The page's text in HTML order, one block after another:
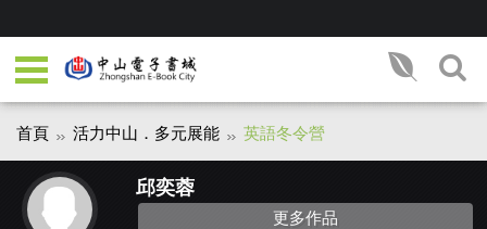
首頁 活力中山．多元展能 英語冬令營
邱奕蓉
更多作品